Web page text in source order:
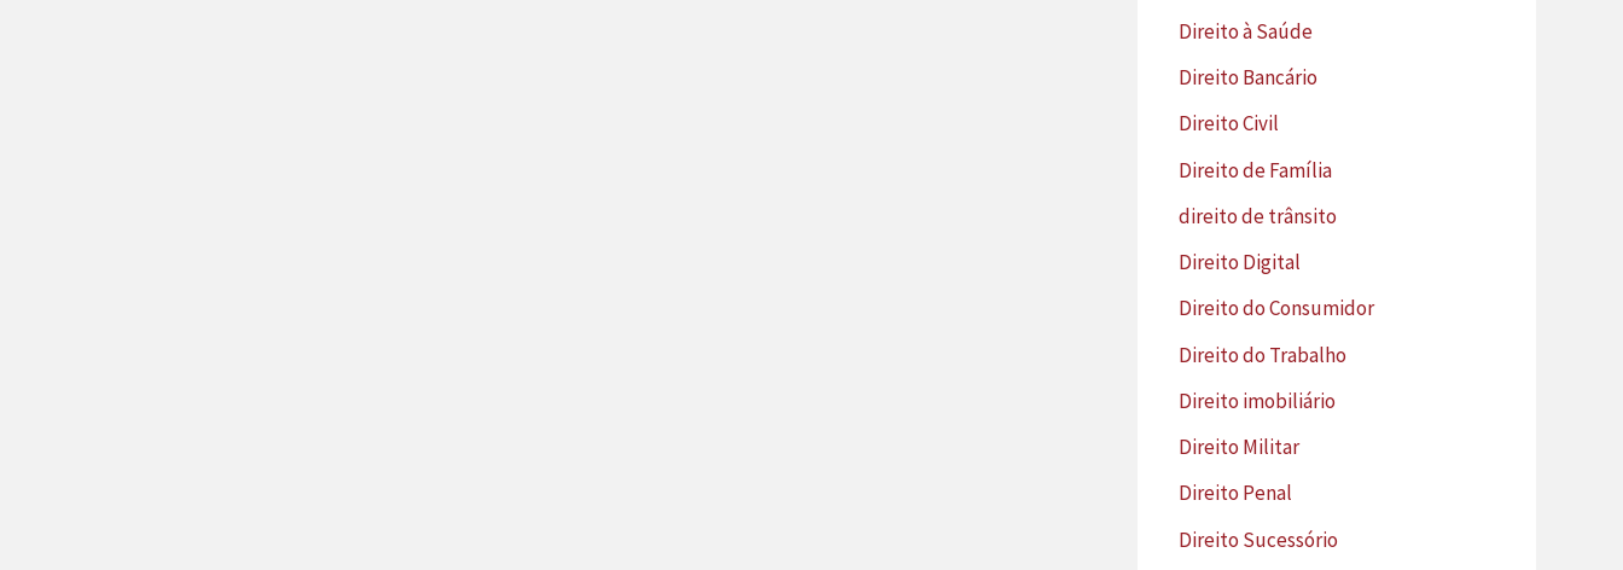
Direito à Saúde
Direito Bancário
Direito Civil
Direito de Família
direito de trânsito
Direito Digital
Direito do Consumidor
Direito do Trabalho
Direito imobiliário
Direito Militar
Direito Penal
Direito Sucessório